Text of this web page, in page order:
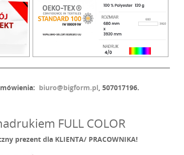
biuro@bigform.pl, 507017196.
FULL COLOR
prezent dla KLIENTA/ PRACOWNIKA!